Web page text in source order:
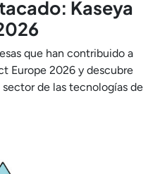
Kaseya
que han contribuido a
Europe 2026 y descubre
de las tecnologías de